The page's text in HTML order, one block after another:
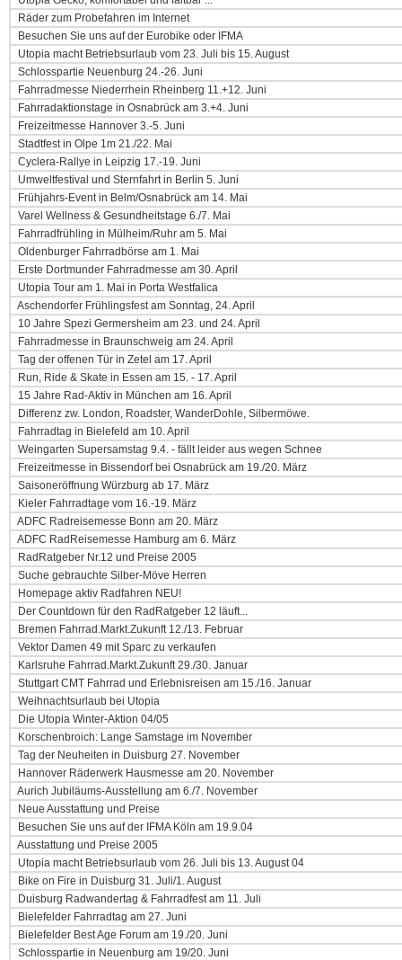
Räder zum Probefahren im Internet
Besuchen Sie uns auf der Eurobike oder IFMA
Utopia macht Betriebsurlaub vom 23. Juli bis 15. August
Schlosspartie Neuenburg 24.-26. Juni
Fahrradmesse Niederrhein Rheinberg 11.+12. Juni
Fahrradaktionstage in Osnabrück am 3.+4. Juni
Freizeitmesse Hannover 3.-5. Juni
Stadtfest in Olpe 1m 21./22. Mai
Cyclera-Rallye in Leipzig 17.-19. Juni
Umweltfestival und Sternfahrt in Berlin 5. Juni
Frühjahrs-Event in Belm/Osnabrück am 14. Mai
Varel Wellness & Gesundheitstage 6./7. Mai
Fahrradfrühling in Mülheim/Ruhr am 5. Mai
Oldenburger Fahrradbörse am 1. Mai
Erste Dortmunder Fahrradmesse am 30. April
Utopia Tour am 1. Mai in Porta Westfalica
Aschendorfer Frühlingsfest am Sonntag, 24. April
10 Jahre Spezi Germersheim am 23. und 24. April
Fahrradmesse in Braunschweig am 24. April
Tag der offenen Tür in Zetel am 17. April
Run, Ride & Skate in Essen am 15. - 17. April
15 Jahre Rad-Aktiv in München am 16. April
Differenz zw. London, Roadster, WanderDohle, Silbermöwe.
Fahrradtag in Bielefeld am 10. April
Weingarten Supersamstag 9.4. - fällt leider aus wegen Schnee
Freizeitmesse in Bissendorf bei Osnabrück am 19./20. März
Saisoneröffnung Würzburg ab 17. März
Kieler Fahrradtage vom 16.-19. März
ADFC Radreisemesse Bonn am 20. März
ADFC RadReisemesse Hamburg am 6. März
RadRatgeber Nr.12 und Preise 2005
Suche gebrauchte Silber-Möve Herren
Homepage aktiv Radfahren NEU!
Der Countdown für den RadRatgeber 12 läuft...
Bremen Fahrrad.Markt.Zukunft 12./13. Februar
Vektor Damen 49 mit Sparc zu verkaufen
Karlsruhe Fahrrad.Markt.Zukunft 29./30. Januar
Stuttgart CMT Fahrrad und Erlebnisreisen am 15./16. Januar
Weihnachtsurlaub bei Utopia
Die Utopia Winter-Aktion 04/05
Korschenbroich: Lange Samstage im November
Tag der Neuheiten in Duisburg 27. November
Hannover Räderwerk Hausmesse am 20. November
Aurich Jubiläums-Ausstellung am 6./7. November
Neue Ausstattung und Preise
Besuchen Sie uns auf der IFMA Köln am 19.9.04
Ausstattung und Preise 2005
Utopia macht Betriebsurlaub vom 26. Juli bis 13. August 04
Bike on Fire in Duisburg 31. Juli/1. August
Duisburg Radwandertag & Fahrradfest am 11. Juli
Bielefelder Fahrradtag am 27. Juni
Bielefelder Best Age Forum am 19./20. Juni
Schlosspartie in Neuenburg am 19/20. Juni